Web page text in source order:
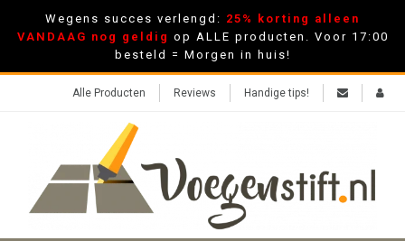
Wegens succes verlengd: 25% korting alleen
VANDAAG nog geldig op ALLE producten. Voor 17:00
besteld = Morgen in huis!
Alle Producten Reviews Handige tips!